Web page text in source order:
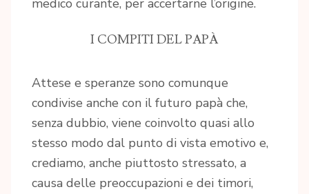
medico curante, per accertarne l’origine.
I COMPITI DEL PAPÀ
Attese e speranze sono comunque
condivise anche con il futuro papà che,
senza dubbio, viene coinvolto quasi allo
stesso modo dal punto di vista emotivo e,
crediamo, anche piuttosto stressato, a
causa delle preoccupazioni e dei timori,